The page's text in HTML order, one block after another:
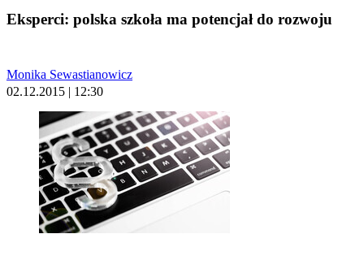
Eksperci: polska szkoła ma potencjał do rozwoju
Monika Sewastianowicz
02.12.2015 | 12:30